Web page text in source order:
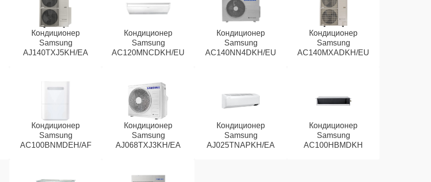
Кондиционер
Samsung
AJ140TXJ5KH/EA
Кондиционер
Samsung
AC120MNCDKH/EU
Кондиционер
Samsung
AC140NN4DKH/EU
Кондиционер
Samsung
AC140MXADKH/EU
Кондиционер
Samsung
AC100BNMDEH/AF
Кондиционер
Samsung
AJ068TXJ3KH/EA
Кондиционер
Samsung
AJ025TNAPKH/EA
Кондиционер
Samsung
AC100HBMDKH